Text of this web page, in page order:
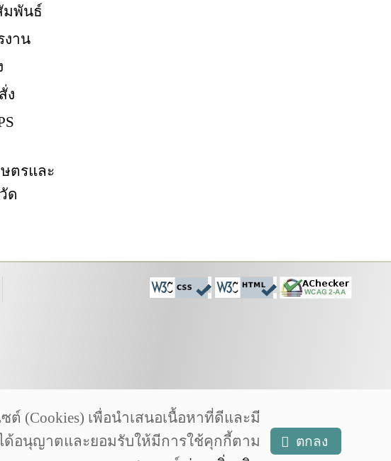
มพันธ์
งาน
ง
ตรและ
ด
(Cookies) เพื่อนำเสนอเนื้อหาที่ดีและมี
ด้อนุญาตและยอมรับให้มีการใช้คุกกี้ตาม
ตกลง